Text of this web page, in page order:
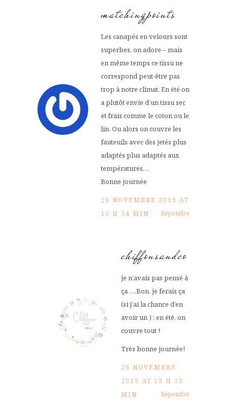
matchingpoints
Les canapés en velours sont
superbes, on adore – mais
en même temps ce tissu ne
correspond peut-être pas
trop à notre climat. En été on
a plutôt envie d’un tissu sec
et frais comme le coton ou le
lin. Ou alors on couvre les
fauteuils avec des jetés plus
adaptés plus adaptés aux
températures…
Bonne journée
26 NOVEMBRE 2019 AT
10 H 54 MIN
Répondre
chiffonsandco
je n’avais pas pensé à
ça ….Bon, je ferais ça
(si j’ai la chance d’en
avoir un ) : en été, on
couvre tout !
Très bonne journée!
26 NOVEMBRE
2019 AT 13 H 53
MIN
Répondre